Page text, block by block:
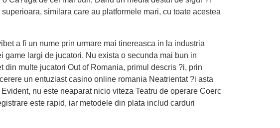
similara care au platformele mari, cu toate acestea
a fi un nume prin urmare mai tinereasca in la industria
game largi de jucatori. Nu exista o secunda mai bun in
multe jucatori Out of Romania, primul descris ?i, prin
un entuziast casino online romania Neatrientat ?i asta
nu este neaparat nicio viteza Teatru de operare Coerc
este rapid, iar metodele din plata includ carduri